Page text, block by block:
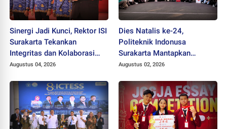
Sinergi Jadi Kunci, Rektor ISI
Surakarta Tekankan
Integritas dan Kolaborasi
pada Pejabat Baru
Augustus 04, 2026
Dies Natalis ke-24,
Politeknik Indonusa
Surakarta Mantapkan
Langkah Bertransformasi
Augustus 02, 2026